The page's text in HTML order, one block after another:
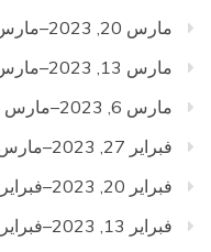
مارس 20, 2023–مارس 26, 2023
مارس 13, 2023–مارس 19, 2023
مارس 6, 2023–مارس 12, 2023
فبراير 27, 2023–مارس 5, 2023
فبراير 20, 2023–فبراير 26, 2023
فبراير 13, 2023–فبراير 19, 2023